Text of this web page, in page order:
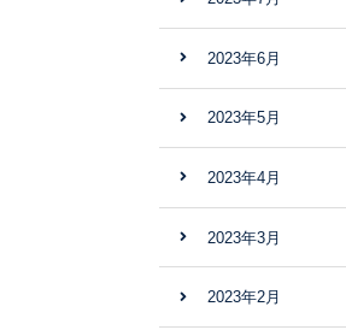
2023年6月
2023年5月
2023年4月
2023年3月
2023年2月